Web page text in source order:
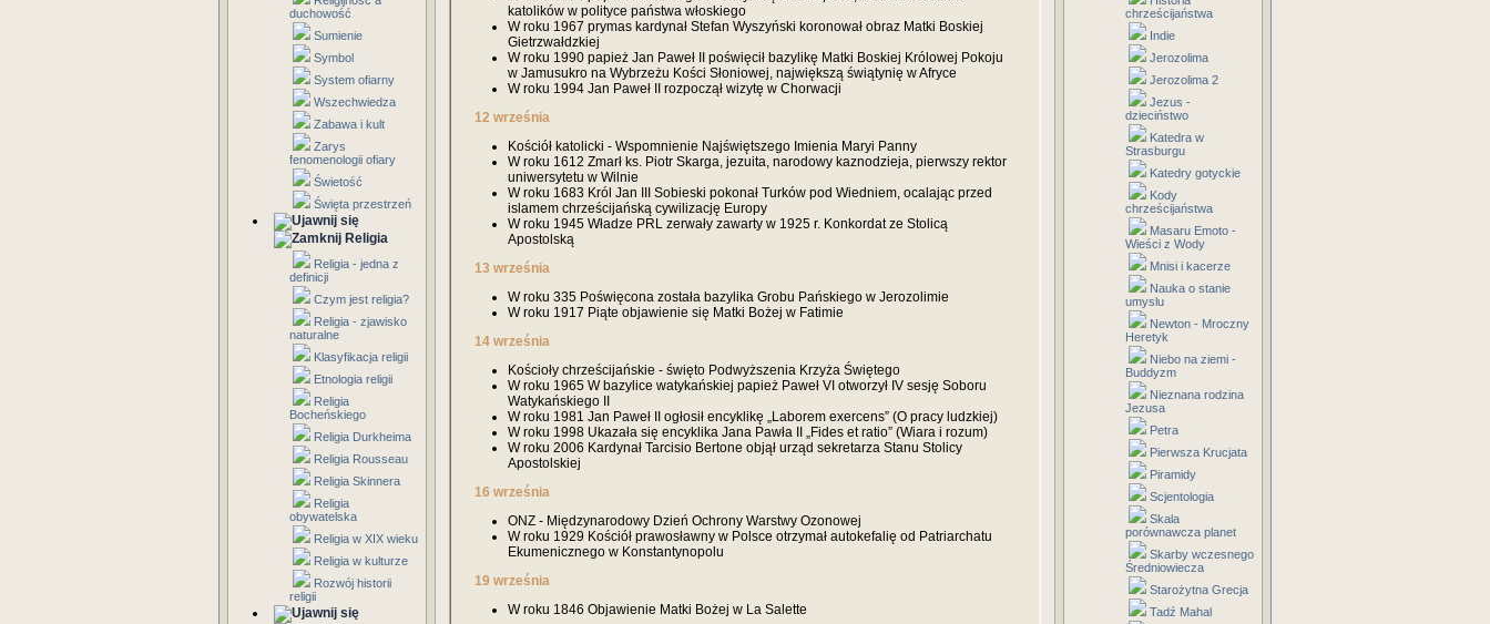
duchowość
Sumienie
Symbol
System ofiarny
Wszechwiedza
Zabawa i kult
Zarys
fenomenologii ofiary
Świetość
Święta przestrzeń
Religia
Religia - jedna z
definicji
Czym jest religia?
Religia - zjawisko
naturalne
Klasyfikacja religii
Etnologia religii
Religia
Bocheńskiego
Religia Durkheima
Religia Rousseau
Religia Skinnera
Religia
obywatelska
Religia w XIX wieku
Religia w kulturze
Rozwój historii
religii
katolików w polityce państwa włoskiego
W roku 1967 prymas kardynał Stefan Wyszyński koronował obraz Matki Boskiej
Gietrzwałdzkiej
W roku 1990 papież Jan Paweł II poświęcił bazylikę Matki Boskiej Królowej Pokoju
w Jamusukro na Wybrzeżu Kości Słoniowej, największą świątynię w Afryce
W roku 1994 Jan Paweł II rozpoczął wizytę w Chorwacji
12 września
Kościół katolicki - Wspomnienie Najświętszego Imienia Maryi Panny
W roku 1612 Zmarł ks. Piotr Skarga, jezuita, narodowy kaznodzieja, pierwszy rektor
uniwersytetu w Wilnie
W roku 1683 Król Jan III Sobieski pokonał Turków pod Wiedniem, ocalając przed
islamem chrześcijańską cywilizację Europy
W roku 1945 Władze PRL zerwały zawarty w 1925 r. Konkordat ze Stolicą
Apostolską
13 września
W roku 335 Poświęcona została bazylika Grobu Pańskiego w Jerozolimie
W roku 1917 Piąte objawienie się Matki Bożej w Fatimie
14 września
Kościoły chrześcijańskie - święto Podwyższenia Krzyża Świętego
W roku 1965 W bazylice watykańskiej papież Paweł VI otworzył IV sesję Soboru
Watykańskiego II
W roku 1981 Jan Paweł II ogłosił encyklikę „Laborem exercens” (O pracy ludzkiej)
W roku 1998 Ukazała się encyklika Jana Pawła II „Fides et ratio” (Wiara i rozum)
W roku 2006 Kardynał Tarcisio Bertone objął urząd sekretarza Stanu Stolicy
Apostolskiej
16 września
ONZ - Międzynarodowy Dzień Ochrony Warstwy Ozonowej
W roku 1929 Kościół prawosławny w Polsce otrzymał autokefalię od Patriarchatu
Ekumenicznego w Konstantynopolu
19 września
W roku 1846 Objawienie Matki Bożej w La Salette
chrześcijaństwa
Indie
Jerozolima
Jerozolima 2
Jezus -
dzieciństwo
Katedra w
Strasburgu
Katedry gotyckie
Kody
chrześcijaństwa
Masaru Emoto -
Wieści z Wody
Mnisi i kacerze
Nauka o stanie
umyslu
Newton - Mroczny
Heretyk
Niebo na ziemi -
Buddyzm
Nieznana rodzina
Jezusa
Petra
Pierwsza Krucjata
Piramidy
Scjentologia
Skala
porównawcza planet
Skarby wczesnego
Średniowiecza
Starożytna Grecja
Tadź Mahal